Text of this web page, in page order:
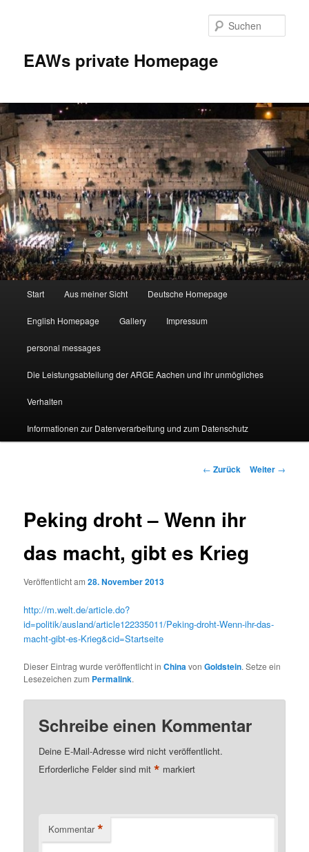
EAWs private Homepage
Start Aus meiner Sicht Deutsche Homepage
English Homepage Gallery Impressum
personal messages
Die Leistungsabteilung der ARGE Aachen und ihr unmögliches
Verhalten
Informationen zur Datenverarbeitung und zum Datenschutz
Beitragsnavigation
← Zurück Weiter →
Peking droht – Wenn ihr
das macht, gibt es Krieg
Veröffentlicht am28. November 2013
http://m.welt.de/article.do?
id=politik/ausland/article122335011/Peking-droht-Wenn-ihr-das-
macht-gibt-es-Krieg&cid=Startseite
Dieser Eintrag wurde veröffentlicht inChinavonGoldstein. Setze ein
Lesezeichen zum Permalink.
Schreibe einen Kommentar
Deine E-Mail-Adresse wird nicht veröffentlicht.
Erforderliche Felder sind mit* markiert
Kommentar *